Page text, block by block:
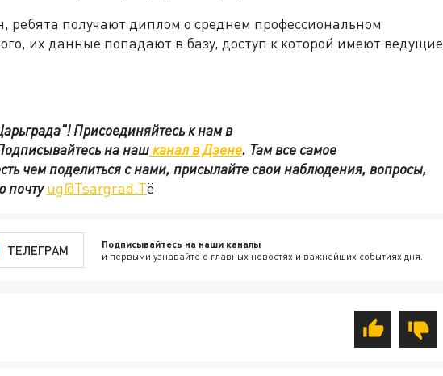
ребята получают диплом о среднем профессиональном
их данные попадают в базу, доступ к которой имеют ведущие
Присоединяйтесь к нам в
на нашканал в Дзене. Там все самое
чем поделиться с нами, присылайте свои наблюдения, вопросы,
почтуug@Tsargrad.Tё
ТЕЛЕГРАМ Подписывайтесь на наши каналы
и первыми узнавайте о главных новостях и важнейших событиях дня.